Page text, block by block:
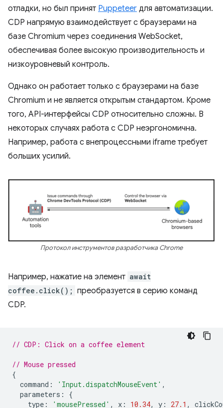
отладки, но был принят Puppeteer для автоматизации.
CDP напрямую взаимодействует с браузерами на
базе Chromium через соединения WebSocket,
обеспечивая более высокую производительность и
низкоуровневый контроль.
Однако он работает только с браузерами на базе
Chromium и не является открытым стандартом. Кроме
того, API-интерфейсы CDP относительно сложны. В
некоторых случаях работа с CDP неэргономична.
Например, работа с внепроцессными iframe требует
больших усилий.
Протокол инструментов разработчика Chrome
Например, нажатие на элемент await
coffee.click(); преобразуется в серию команд
CDP.
// CDP: Click on a coffee element
// Mouse pressed
{
command : 'Input.dispatchMouseEvent' ,
parameters :
{
type : 'mousePressed' , x : 10.34, y : 27.1 ,